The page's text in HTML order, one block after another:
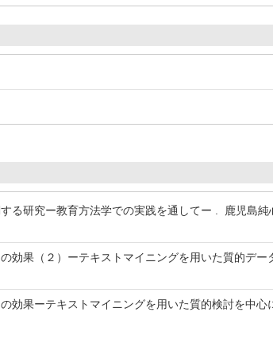
る研究ー教育方法学での実践を通してー . 鹿児島
効果（２）ーテキストマイニングを用いた質的デ
効果ーテキストマイニングを用いた質的検討を中